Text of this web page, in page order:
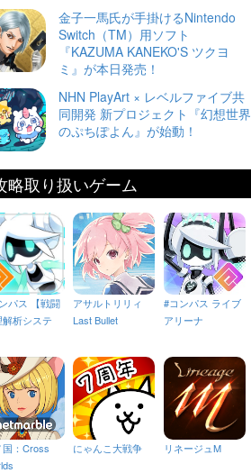
金子一馬氏が手掛けるNintendo
Switch（TM）用ソフト
『KAZUMA KANEKO'S ツクヨ
ミ』が本日発売！
NHN PlayArt × レベルファイブ共
同開発 新プロジェクト『幻想世界
のぷちぽよん』が始動！
略取り扱いゲーム
パス 【戦闘
析システ
アサルトリリィ
Last Bullet
#コンパス ライブ
アリーナ
国：Cross
にゃんこ大戦争 リネージュM